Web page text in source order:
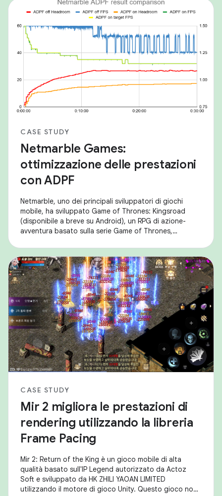
CASE STUDY
Netmarble Games:
ottimizzazione delle prestazioni
con ADPF
Netmarble, uno dei principali sviluppatori di giochi
mobile, ha sviluppato Game of Thrones: Kingsroad
(disponibile a breve su Android), un RPG di azione-
avventura basato sulla serie Game of Thrones,
CASE STUDY
Mir 2 migliora le prestazioni di
rendering utilizzando la libreria
Frame Pacing
Mir 2: Return of the King è un gioco mobile di alta
qualità basato sull'IP Legend autorizzato da Actoz
Soft e sviluppato da HK ZHILI YAOAN LIMITED
utilizzando il motore di gioco Unity. Questo gioco non